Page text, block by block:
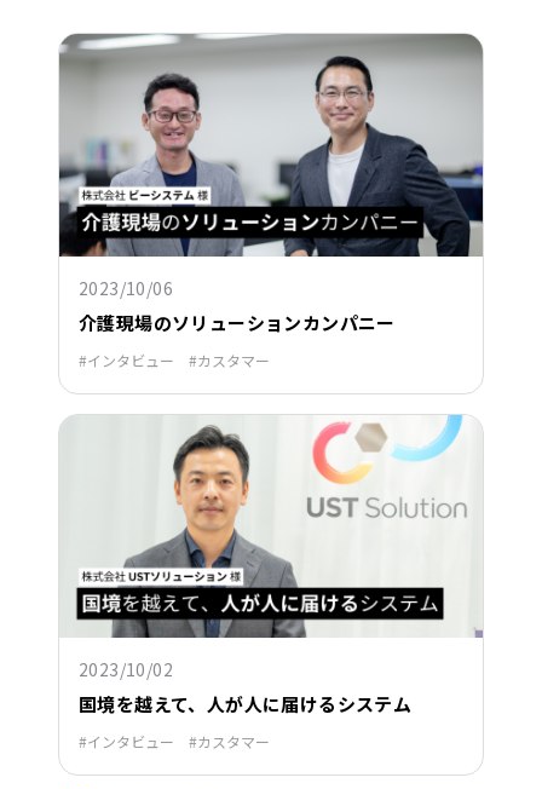
2023/10/06
介護現場のソリューションカンパニー
インタビュー カスタマー
2023/10/02
国境を越えて、人が人に届けるシステム
インタビュー カスタマー